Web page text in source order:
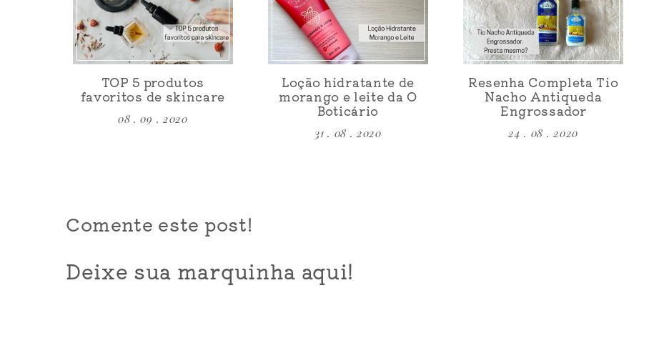
TOP 5 produtos
favoritos de skincare
08 . 09 . 2020
Loção hidratante de
morango e leite da O
Boticário
31 . 08 . 2020
Resenha Completa Tio
Nacho Antiqueda
Engrossador
24 . 08 . 2020
Comente este post!
Deixe sua marquinha aqui!